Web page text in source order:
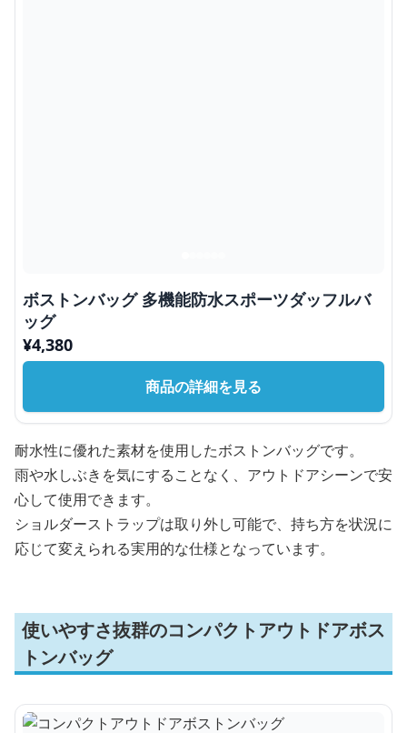
ボストンバッグ 多機能防水スポーツダッフルバ
ッグ
¥4,380
商品の詳細を見る
耐水性に優れた素材を使用したボストンバッグです。
雨や水しぶきを気にすることなく、アウトドアシーンで安
心して使用できます。
ショルダーストラップは取り外し可能で、持ち方を状況に
応じて変えられる実用的な仕様となっています。
使いやすさ抜群のコンパクトアウトドアボス
トンバッグ